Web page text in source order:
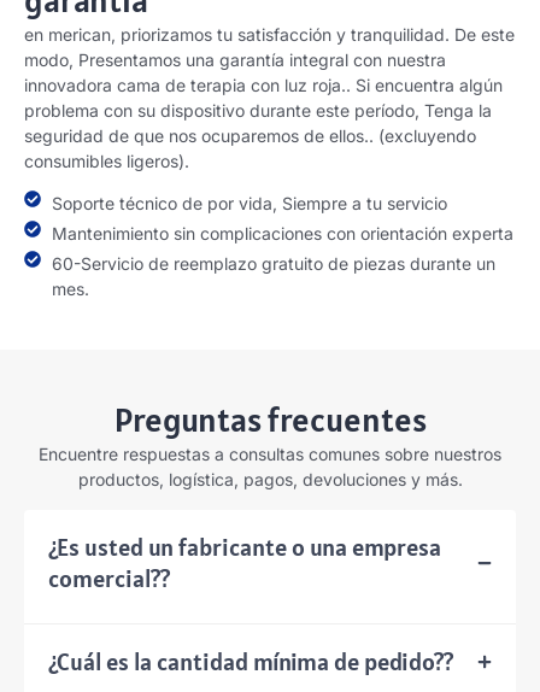
en merican, priorizamos tu satisfacción y tranquilidad. De este
modo, Presentamos una garantía integral con nuestra
innovadora cama de terapia con luz roja.. Si encuentra algún
problema con su dispositivo durante este período, Tenga la
seguridad de que nos ocuparemos de ellos.. (excluyendo
consumibles ligeros).
Soporte técnico de por vida, Siempre a tu servicio
Mantenimiento sin complicaciones con orientación experta
60-Servicio de reemplazo gratuito de piezas durante un
mes.
Preguntas frecuentes
Encuentre respuestas a consultas comunes sobre nuestros
productos, logística, pagos, devoluciones y más.
¿Es usted un fabricante o una empresa
comercial??
¿Cuál es la cantidad mínima de pedido??